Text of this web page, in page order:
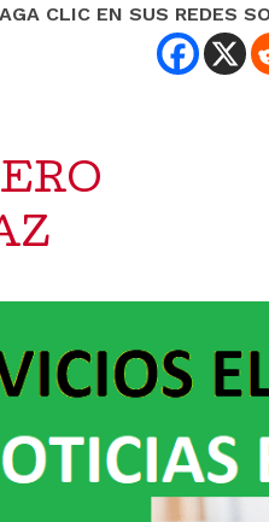
CLIC EN SUS REDES